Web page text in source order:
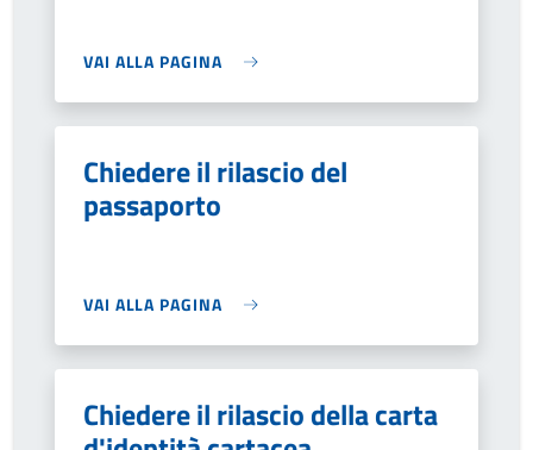
VAI ALLA PAGINA
Chiedere il rilascio del
passaporto
VAI ALLA PAGINA
Chiedere il rilascio della carta